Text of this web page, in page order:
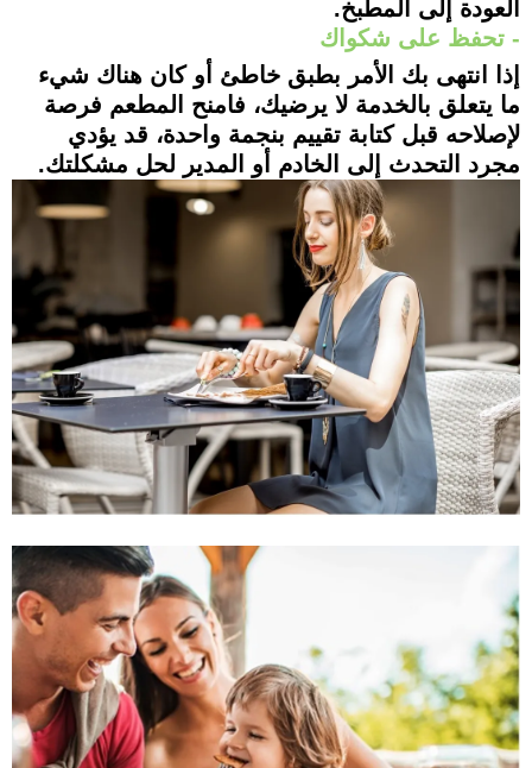
العودة إلى المطبخ.
- تحفظ على شكواك
إذا انتهى بك الأمر بطبق خاطئ أو كان هناك شيء
ما يتعلق بالخدمة لا يرضيك، فامنح المطعم فرصة
لإصلاحه قبل كتابة تقييم بنجمة واحدة، قد يؤدي
مجرد التحدث إلى الخادم أو المدير لحل مشكلتك.